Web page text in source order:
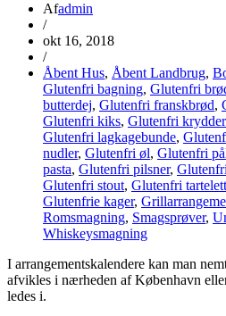
Afadmin
/
okt 16, 2018
/
Åbent Hus, Åbent Landbrug,
Glutenfri bagning, Glutenfri
butterdej, Glutenfri franskbrød,
Glutenfri kiks, Glutenfri
Glutenfri lagkagebunde,
nudler, Glutenfri øl, Glutenfri
pasta, Glutenfri pilsner,
Glutenfri stout, Glutenfri
Glutenfrie kager,
Romsmagning, Smagsprøver,
Whiskeysmagning
I arrangementskalendere kan man
afvikles i nærheden af København
ledes i.